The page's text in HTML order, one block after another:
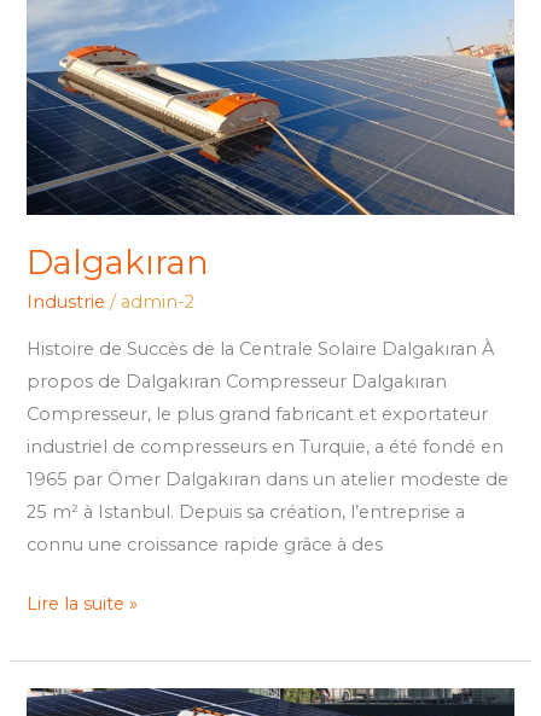
Dalgakıran
Industrie / admin-2
Histoire de Succès de la Centrale Solaire Dalgakıran À
propos de Dalgakıran Compresseur Dalgakıran
Compresseur, le plus grand fabricant et exportateur
industriel de compresseurs en Turquie, a été fondé en
1965 par Ömer Dalgakıran dans un atelier modeste de
25 m² à Istanbul. Depuis sa création, l’entreprise a
connu une croissance rapide grâce à des
Lire la suite »
Ağır